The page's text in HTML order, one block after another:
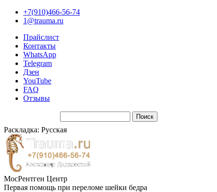
+7(910)466-56-74
1@trauma.ru
Прайслист
Контакты
WhatsApp
Telegram
Дзен
YouTube
FAQ
Отзывы
Раскладка: Русская
МосРентген Центр
Первая помощь при переломе шейки бедра